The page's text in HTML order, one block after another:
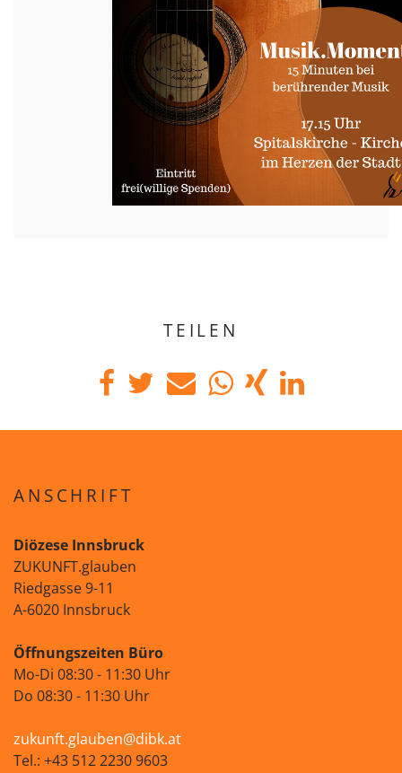
TEILEN
ANSCHRIFT
Diözese Innsbruck
ZUKUNFT.glauben
Riedgasse 9-11
A-6020 Innsbruck
Öffnungszeiten Büro
Mo-Di 08:30 - 11:30 Uhr
Do 08:30 - 11:30 Uhr
zukunft.glauben@dibk.at
Tel.: +43 512 2230 9603